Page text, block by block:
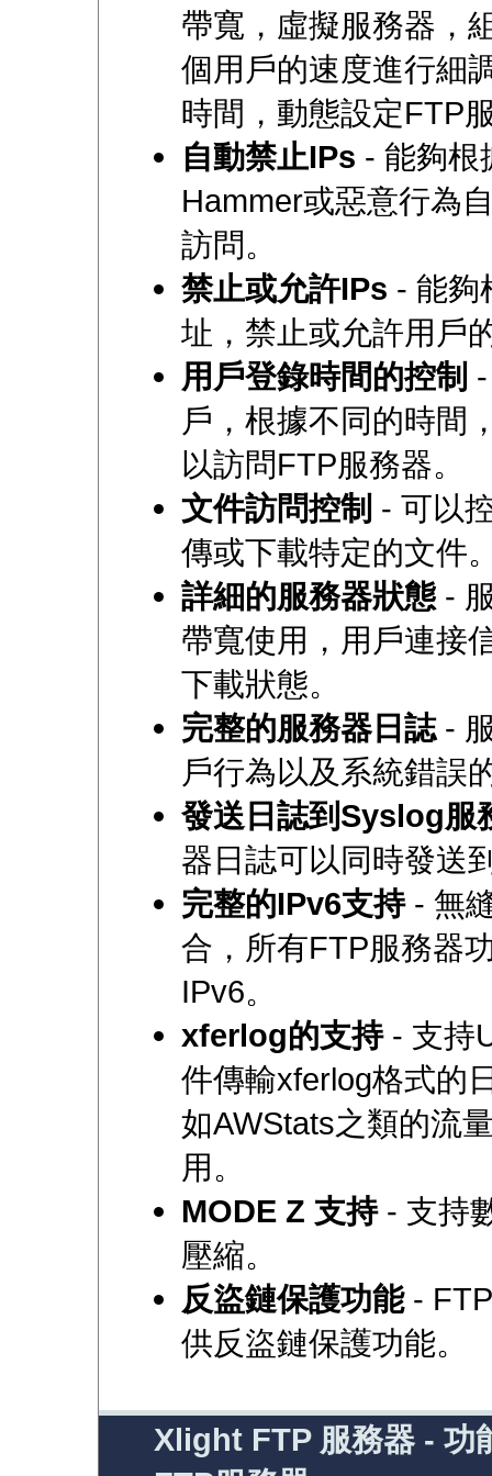
帶寬，虛擬服務器，
個用戶的速度進行細
時間，動態設定FTP
自動禁止IPs - 能夠根
Hammer或惡意行為
訪問。
禁止或允許IPs - 能夠
址，禁止或允許用戶
用戶登錄時間的控制
戶，根據不同的時間
以訪問FTP服務器。
文件訪問控制 - 可以
傳或下載特定的文件
詳細的服務器狀態 -
帶寬使用，用戶連接
下載狀態。
完整的服務器日誌-
戶行為以及系統錯誤
發送日誌到Syslog服
器日誌可以同時發送
完整的IPv6支持- 無
合，所有FTP服務器
IPv6。
xferlog的支持- 支持
件傳輸xferlog格式的
如AWStats之類的流
用。
MODE Z 支持- 支持
壓縮。
反盜鏈保護功能-
供反盜鏈保護功能。
Xlight FTP 服務器 - 功